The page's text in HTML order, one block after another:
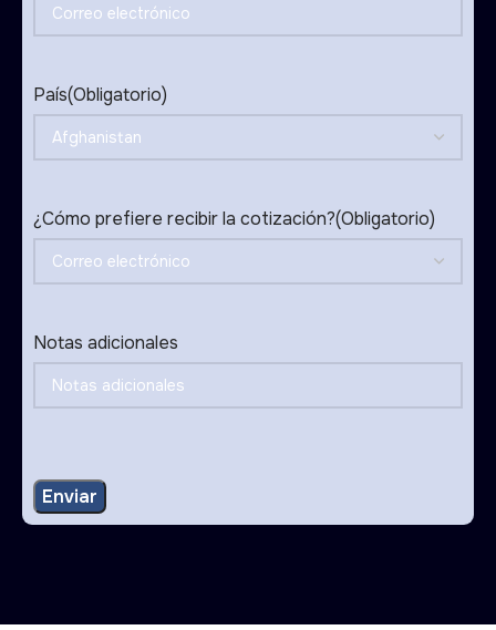
País(Obligatorio)
¿Cómo prefiere recibir la cotización?(Obligatorio)
Notas adicionales